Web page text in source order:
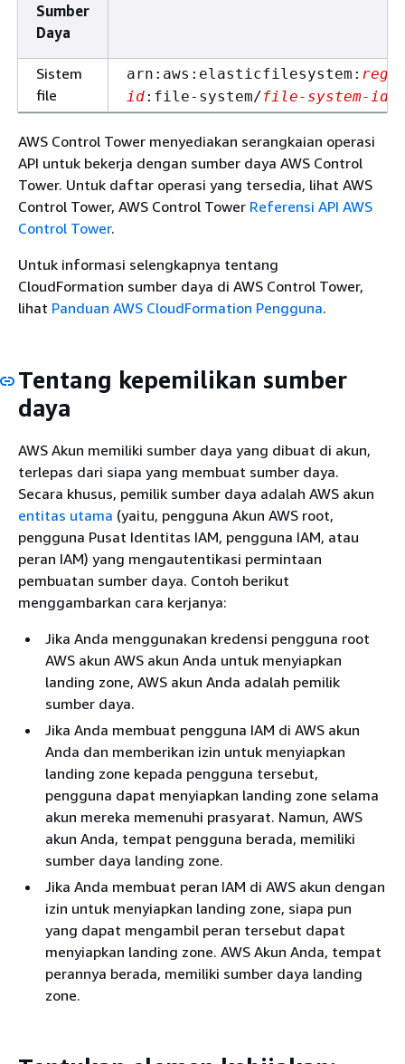
Sumber
Daya
Sistem
file
arn:aws:elasticfilesystem:
id:file-system/file-system-id
AWS Control Tower menyediakan serangkaian operasi
API untuk bekerja dengan sumber daya AWS Control
Tower. Untuk daftar operasi yang tersedia, lihat AWS
Control Tower, AWS Control Tower Referensi API AWS
Control Tower.
Untuk informasi selengkapnya tentang
CloudFormation sumber daya di AWS Control Tower,
lihat Panduan AWS CloudFormation Pengguna.
Tentang kepemilikan sumber
daya
AWS Akun memiliki sumber daya yang dibuat di akun,
terlepas dari siapa yang membuat sumber daya.
Secara khusus, pemilik sumber daya adalah AWS akun
entitas utama (yaitu, pengguna Akun AWS root,
pengguna Pusat Identitas IAM, pengguna IAM, atau
peran IAM) yang mengautentikasi permintaan
pembuatan sumber daya. Contoh berikut
menggambarkan cara kerjanya:
Jika Anda menggunakan kredensi pengguna root
AWS akun AWS akun Anda untuk menyiapkan
landing zone, AWS akun Anda adalah pemilik
sumber daya.
Jika Anda membuat pengguna IAM di AWS akun
Anda dan memberikan izin untuk menyiapkan
landing zone kepada pengguna tersebut,
pengguna dapat menyiapkan landing zone selama
akun mereka memenuhi prasyarat. Namun, AWS
akun Anda, tempat pengguna berada, memiliki
sumber daya landing zone.
Jika Anda membuat peran IAM di AWS akun dengan
izin untuk menyiapkan landing zone, siapa pun
yang dapat mengambil peran tersebut dapat
menyiapkan landing zone. AWS Akun Anda, tempat
perannya berada, memiliki sumber daya landing
zone.